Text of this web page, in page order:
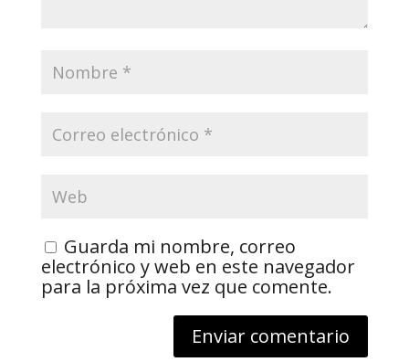
Guarda mi nombre, correo
electrónico y web en este navegador
para la próxima vez que comente.